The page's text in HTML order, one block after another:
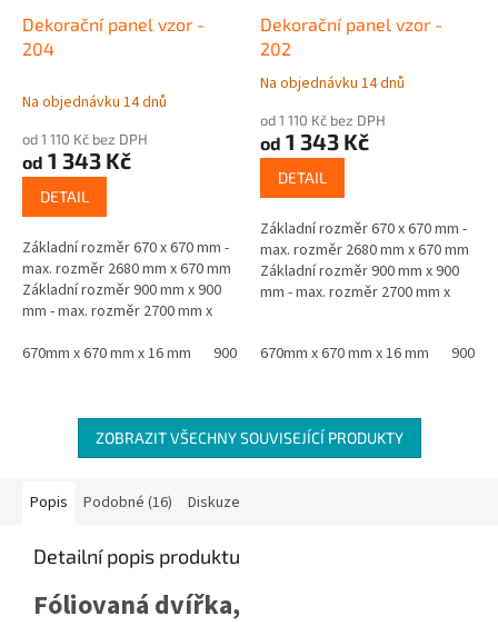
Dekorační panel vzor -
204
Na objednávku 14 dnů
od 1 110 Kč bez DPH
od 1 343 Kč
DETAIL
Základní rozměr 670 x 670 mm -
max. rozměr 2680 mm x 670 mm
Základní rozměr 900 mm x 900
mm - max. rozměr 2700 mm x
MDF oboustranně laminovaná...
670mm x 670 mm x 16 mm 900 mm x 900 mm x 16 mm
Dekorační panel vzor -
202
Průměrné
produktu
je
hvězdiček.
Na objednávku 14 dnů
od 1 110 Kč bez DPH
od 1 343 Kč
DETAIL
Základní rozměr 670 x 670 mm -
max. rozměr 2680 mm x 670 mm
Základní rozměr 900 mm x 900
mm - max. rozměr 2700 mm x
670mm x 670 mm x 16 mm
900
ZOBRAZIT VŠECHNY SOUVISEJÍCÍ PRODUKTY
Popis Podobné (16) Diskuze
Detailní popis produktu
Fóliovaná dvířka,